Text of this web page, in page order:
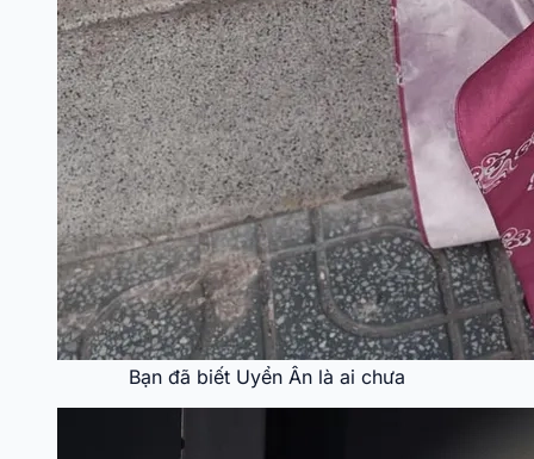
Bạn đã biết Uyển Ân là ai chưa